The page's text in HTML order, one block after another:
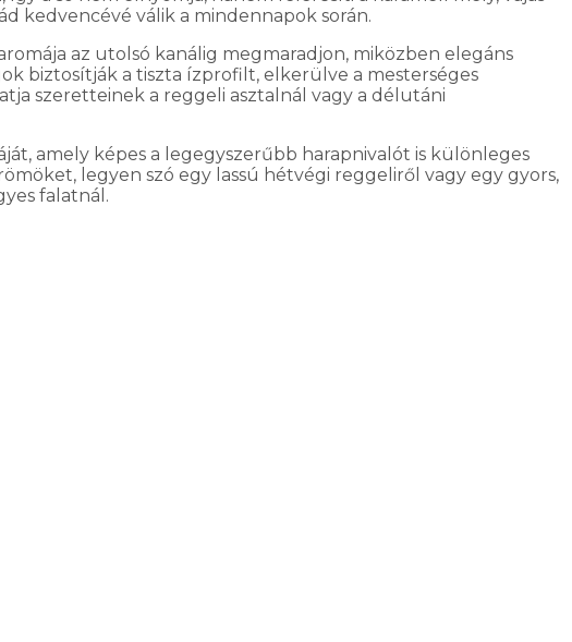
kedvencévé válik a mindennapok során.
az utolsó kanálig megmaradjon, miközben elegáns
biztosítják a tiszta ízprofilt, elkerülve a mesterséges
szeretteinek a reggeli asztalnál vagy a délutáni
amely képes a legegyszerűbb harapnivalót is különleges
legyen szó egy lassú hétvégi reggeliről vagy egy gyors,
falatnál.